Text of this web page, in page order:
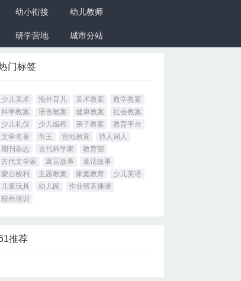
幼小衔接 幼儿教师
研学营地 城市分站
门标签
少儿美术 海外育儿 美术教案
数学教案
科学教案
语言教案 健康教案
社会教案
少儿礼仪
少儿编程 亲子教案
教育平台
文学名著
帝王 营地教育
诗人词人
期刊杂志
古代科学家
教育部
古代文学家
寓言故事
童话故事
蒙台梭利
主题教案 家庭教育
少儿英语
儿童玩具
幼儿园
作业帮直播课
校外培训
推荐